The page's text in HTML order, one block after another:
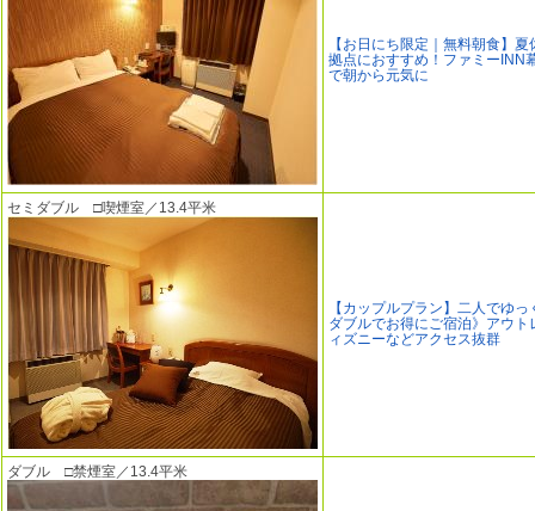
【お日にち限定｜無料朝食】
拠点におすすめ！ファミーINN
で朝から元気に
セミダブル □喫煙室／13.4平米
【カップルプラン】二人でゆ
ダブルでお得にご宿泊》アウト
ィズニーなどアクセス抜群
ダブル □禁煙室／13.4平米